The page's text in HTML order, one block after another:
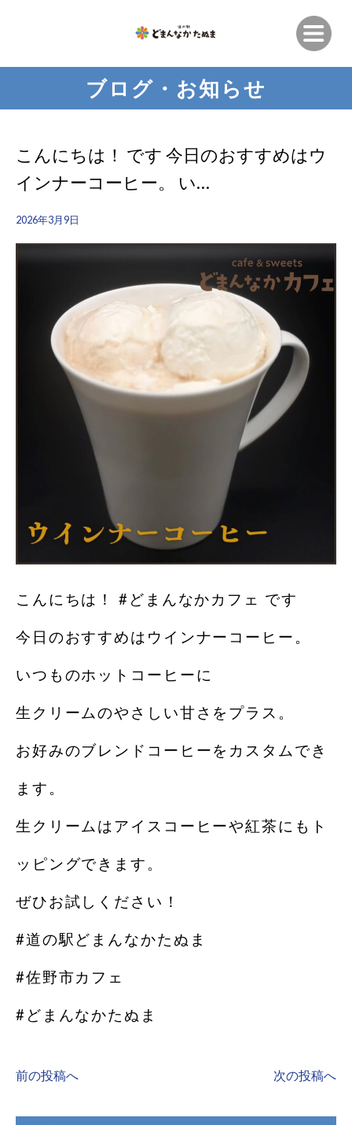
ブログ・お知らせ
こんにちは！ です 今日のおすすめはウ
インナーコーヒー。 い…
2026年3月9日
こんにちは！ #どまんなかカフェ です
今日のおすすめはウインナーコーヒー。
いつものホットコーヒーに
生クリームのやさしい甘さをプラス。
お好みのブレンドコーヒーをカスタムでき
ます。
生クリームはアイスコーヒーや紅茶にもト
ッピングできます。
ぜひお試しください！
#道の駅どまんなかたぬま
#佐野市カフェ
#どまんなかたぬま
前の投稿へ 次の投稿へ